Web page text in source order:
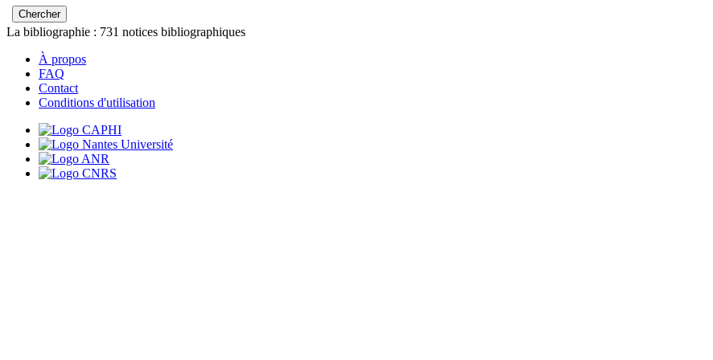
La bibliographie : 731 notices bibliographiques
À propos
FAQ
Contact
Conditions d'utilisation